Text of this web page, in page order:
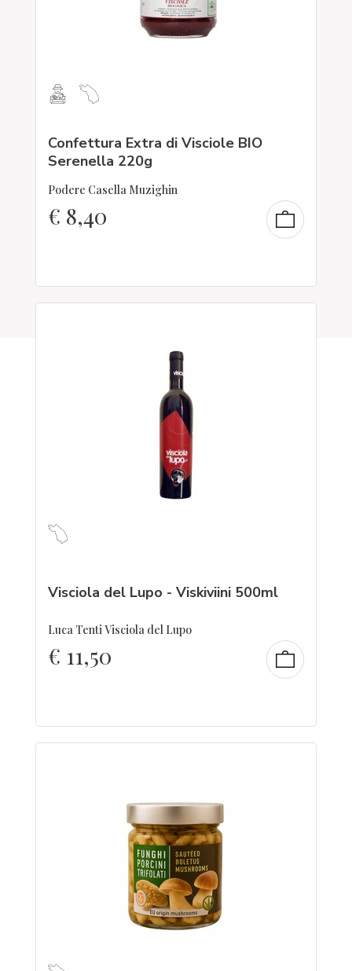
Confettura Extra di Visciole BIO
Serenella 220g
Podere Casella Muzighin
€ 8,40
Visciola del Lupo - Viskiviini 500ml
Luca Tenti Visciola del Lupo
€ 11,50